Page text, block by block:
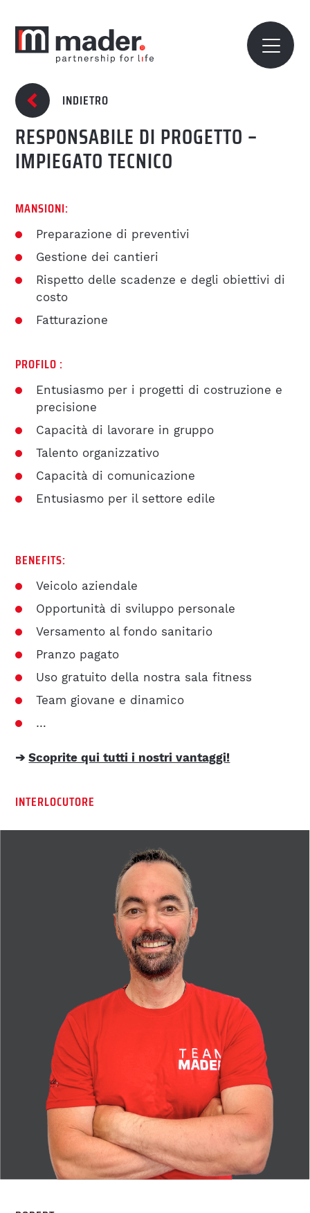
SU DI NOI
SU DI NOI
LE NOSTRE SEDI
I NOSTRI TEAM
COMPETENZE
IMPIANTISTICA HVAC E
SANITARI
ELETTROTECNICA
COSTRUZIONI
ASSISTENZA &
MANUTENZIONE
BIM
REFERENZE
LAVORA CON NOI
BENEFITS
OFFERTE DI LAVORO
LAVORA CON NOI
INDIETRO
RESPONSABILE DI PROGETTO –
IMPIEGATO TECNICO
MANSIONI:
Preparazione di preventivi
Gestione dei cantieri
Rispetto delle scadenze e degli obiettivi di
costo
Fatturazione
PROFILO :
Entusiasmo per i progetti di costruzione e
precisione
Capacità di lavorare in gruppo
Talento organizzativo
Capacità di comunicazione
Entusiasmo per il settore edile
BENEFITS:
Veicolo aziendale
Opportunità di sviluppo personale
Versamento al fondo sanitario
Pranzo pagato
Uso gratuito della nostra sala fitness
Team giovane e dinamico
…
➔ Scoprite qui tutti i nostri vantaggi!
INTERLOCUTORE
Hai domande? Non esita a contattarci! Saremo
lieti di darti tutte le risposte che cerchi.
Accetto l’informativa sulla
RICHIEDI